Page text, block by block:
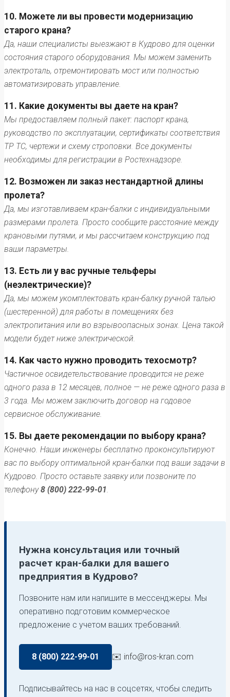
10. Можете ли вы провести модернизацию
старого крана?
Да, наши специалисты выезжают в Кудрово для оценки
состояния старого оборудования. Мы можем заменить
электроталь, отремонтировать мост или полностью
автоматизировать управление.
11. Какие документы вы даете на кран?
Мы предоставляем полный пакет: паспорт крана,
руководство по эксплуатации, сертификаты соответствия
ТР ТС, чертежи и схему строповки. Все документы
необходимы для регистрации в Ростехнадзоре.
12. Возможен ли заказ нестандартной длины
пролета?
Да, мы изготавливаем кран-балки с индивидуальными
размерами пролета. Просто сообщите расстояние между
крановыми путями, и мы рассчитаем конструкцию под
ваши параметры.
13. Есть ли у вас ручные тельферы
(неэлектрические)?
Да, мы можем укомплектовать кран-балку ручной талью
(шестеренной) для работы в помещениях без
электропитания или во взрывоопасных зонах. Цена такой
модели будет ниже электрической.
14. Как часто нужно проводить техосмотр?
Частичное освидетельствование проводится не реже
одного раза в 12 месяцев, полное — не реже одного раза в
3 года. Мы можем заключить договор на годовое
сервисное обслуживание.
15. Вы даете рекомендации по выбору крана?
Конечно. Наши инженеры бесплатно проконсультируют
вас по выбору оптимальной кран-балки под ваши задачи в
Кудрово. Просто оставьте заявку или позвоните по
телефону8 (800) 222-99-01
Нужна консультация или точный
расчет кран-балки для вашего
предприятия в Кудрово?
Позвоните нам или напишите в мессенджеры. Мы
оперативно подготовим коммерческое
предложение с учетом ваших требований.
8 (800) 222-99-01 ✉️ info@ros-kran.com
Подписывайтесь на нас в соцсетях, чтобы следить